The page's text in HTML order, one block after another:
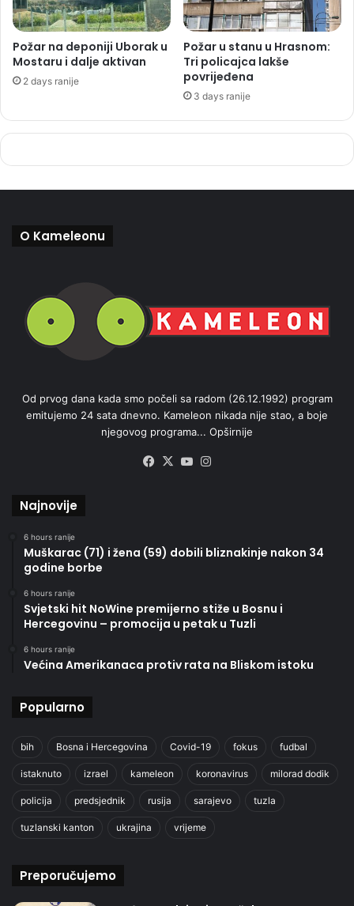
Požar na deponiji Uborak u
Mostaru i dalje aktivan
2 days ranije
Požar u stanu u Hrasnom:
Tri policajca lakše
povrijeđena
3 days ranije
O Kameleonu
Od prvog dana kada smo počeli sa radom (26.12.1992) program
emitujemo 24 sata dnevno. Kameleon nikada nije stao, a boje
njegovog programa... Opširnije
Facebook
X YouTube
Najnovije
6 hours ranije
Muškarac (71) i žena (59) dobili bliznakinje nakon 34
godine borbe
6 hours ranije
Svjetski hit NoWine premijerno stiže u Bosnu i
Hercegovinu – promocija u petak u Tuzli
6 hours ranije
Većina Amerikanaca protiv rata na Bliskom istoku
Popularno
bih Bosna i Hercegovina Covid-19 fokus fudbal
istaknuto izrael kameleon koronavirus milorad dodik
policija predsjednik rusija sarajevo tuzla
tuzlanski kanton ukrajina vrijeme
Preporučujemo